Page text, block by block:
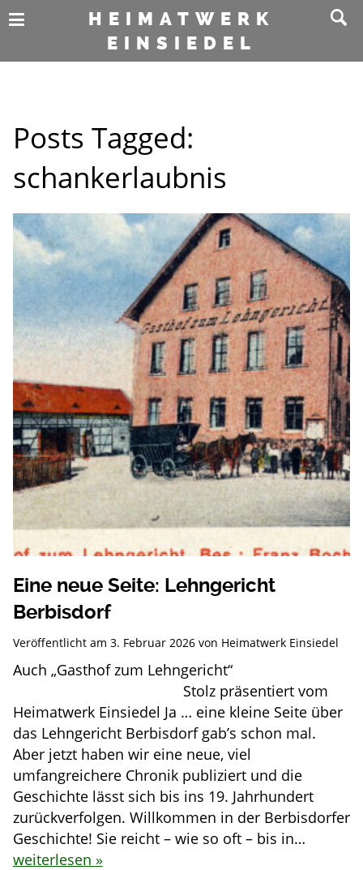
HEIMATWERK
EINSIEDEL
Posts Tagged:
schankerlaubnis
Eine neue Seite: Lehngericht
Berbisdorf
Veröffentlicht am 3. Februar 2026von Heimatwerk Einsiedel
Auch „Gasthof zum Lehngericht“
Stolz präsentiert vom
Heimatwerk Einsiedel Ja … eine kleine Seite über
das Lehngericht Berbisdorf gab’s schon mal.
Aber jetzt haben wir eine neue, viel
umfangreichere Chronik publiziert und die
Geschichte lässt sich bis ins 19. Jahrhundert
zurückverfolgen. Willkommen in der Berbisdorfer
Geschichte! Sie reicht – wie so oft – bis in…
weiterlesen »